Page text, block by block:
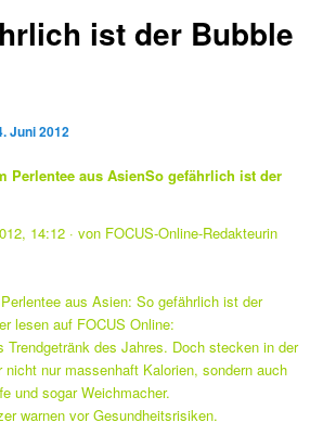
ist der Bubble
Juni 2012
Perlentee aus AsienSo gefährlich ist der
14:12 · von FOCUS-Online-Redakteurin
aus Asien: So gefährlich ist der
lesen auf FOCUS Online:
Trendgetränk des Jahres. Doch stecken in der
nicht nur massenhaft Kalorien, sondern auch
und sogar Weichmacher.
warnen vor Gesundheitsrisiken.